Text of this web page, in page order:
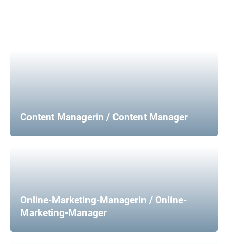
Content Managerin / Content Manager
Online-Marketing-Managerin / Online-
Marketing-Manager